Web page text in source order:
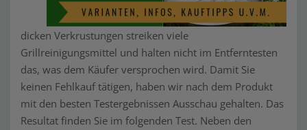
dicken Verkrustungen streiken viele
Grillreinigungsmittel und halten nicht im Entferntesten
das, was dem Käufer versprochen wird. Damit Sie
keinen Fehlkauf tätigen, haben wir nach dem Produkt
mit den besten Testergebnissen Ausschau gehalten. Das
Resultat finden Sie im folgenden Test. Neben den